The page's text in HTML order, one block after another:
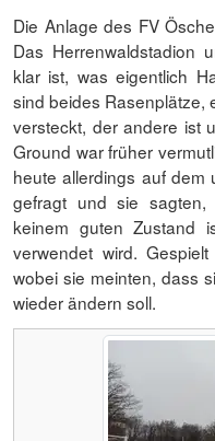
Die Anlage des FV
Das Herrenwaldstadion
klar ist, was eigentlich
sind beides Rasenplätze,
versteckt, der andere ist
Ground war früher
heute allerdings auf dem
gefragt und sie
keinem guten Zustand
verwendet wird.
wobei sie meinten, dass
wieder ändern soll.